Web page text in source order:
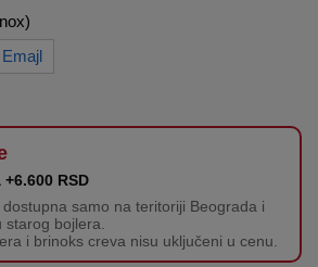
Emajl
RSD
samo na teritoriji Beograda i
bojlera.
i brinoks creva nisu uključeni u cenu.